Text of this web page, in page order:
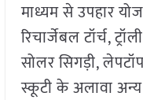
माध्यम से उपहार
रिचार्जेबल टॉर्च,
सोलर सिगड़ी,
स्कूटी के अलावा